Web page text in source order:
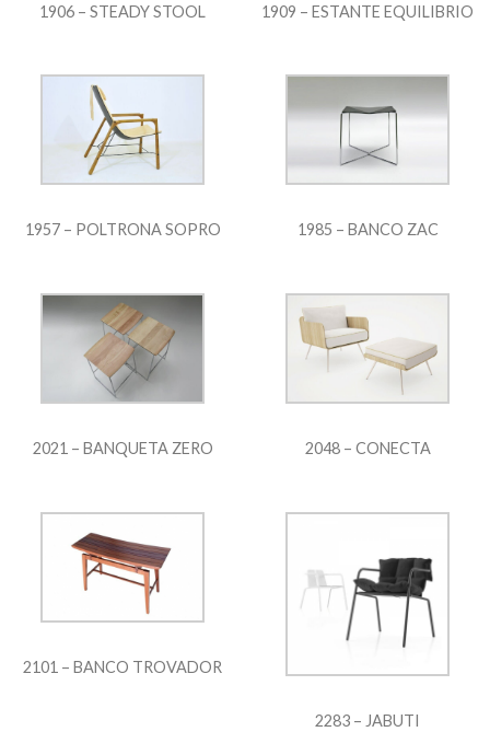
1906 – STEADY STOOL 1909 – ESTANTE EQUILIBRIO
1957 – POLTRONA SOPRO 1985 – BANCO ZAC
2021 – BANQUETA ZERO 2048 – CONECTA
2101 – BANCO TROVADOR
2283 – JABUTI